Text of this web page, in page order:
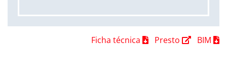
Ficha técnica Presto BIM